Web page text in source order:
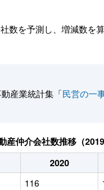
数を予測し、増減数
産業統計集「民営の一
産仲介会社数推移（2019
2020
116